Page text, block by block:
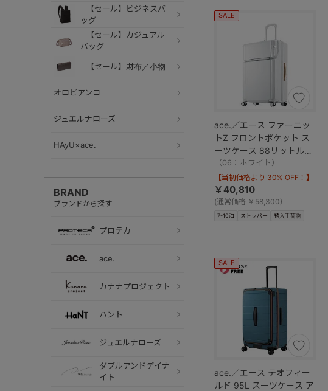
【セール】ビジネスバ
ッグ
【セール】カジュアル
バッグ
【セール】財布／小物
オロビアンコ
ジュエルナローズ
HAyU×ace.
BRAND
ブランドから探す
プロテカ
ace.
カナナプロジェクト
ハント
ジュエルナローズ
ダブルアンドデイナ
イト
ace.／エース ファーニッ
トZ フロントポケット ス
ーツケース 88リットル
05046
（06：ホワイト）
SALE
7-10泊 ストッパー 預入手荷物
【当初価格より 30% OFF！】
￥40,810
(通常価格￥58,300)
ace.／エース テオフィー
ルド 95L スーツケース ア
SALE